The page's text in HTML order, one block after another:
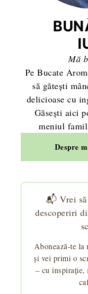
Mă
Pe Bucate
să gătești
delicioase cu
Găsești aici
meniul
Despre
📬 Vrei să
descoperiri
Abonează-te la
și vei primi o
– cu inspirație,